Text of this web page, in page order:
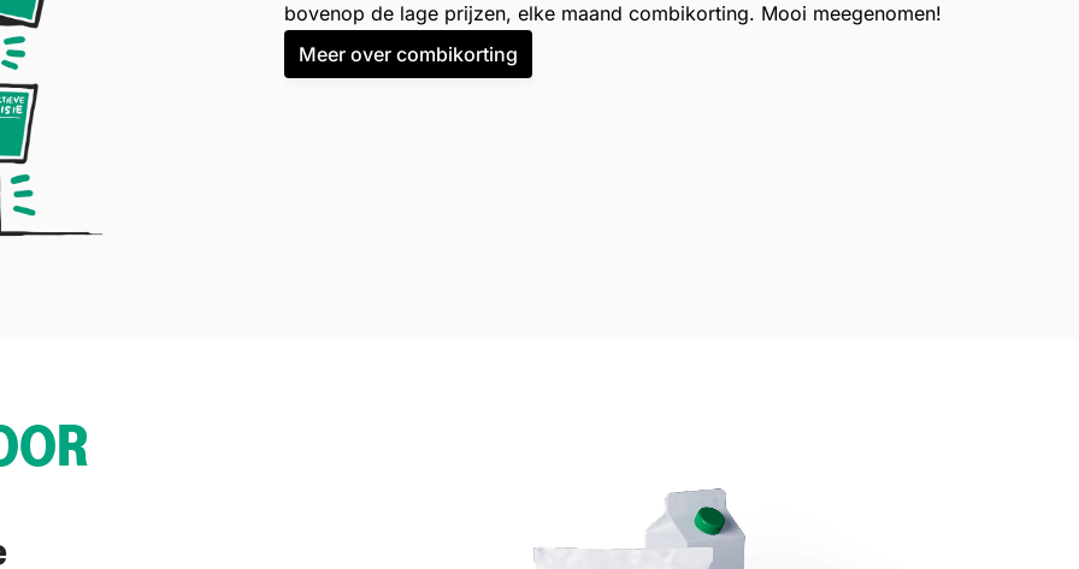
bovenop de lage prijzen, elke maand combikorting. Mooi meegenomen!
Meer over combikorting